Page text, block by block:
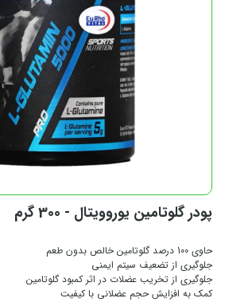
پودر گلوتامین یوروویتال - 300 گرم
حاوی 100 درصد گلوتامین خالص بدون طعم
جلوگیری از تضعیف سیتم ایمنی
جلوگیری از تخریب عضلات در اثر کمبود گلوتامین
کمک به افزایش حجم عضلانی با کیفیت